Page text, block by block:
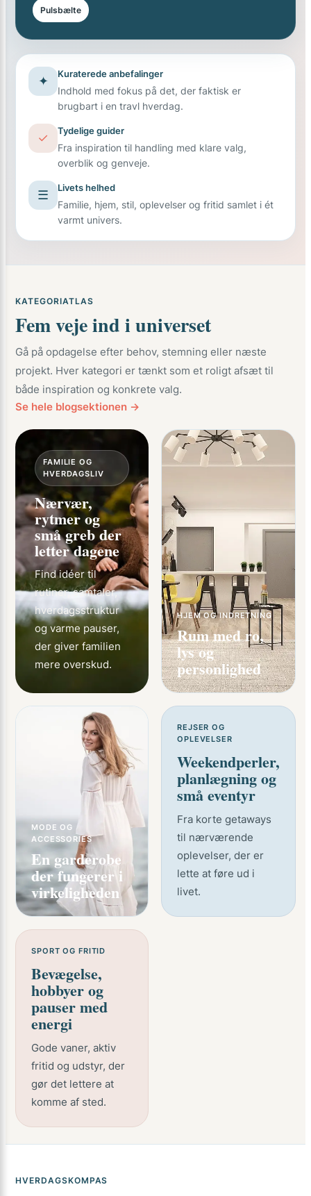
Pulsbælte
✦ Kuraterede anbefalinger
Indhold med fokus på det, der faktisk er
brugbart i en travl hverdag.
✓ Tydelige guider
Fra inspiration til handling med klare valg,
overblik og genveje.
☰ Livets helhed
Familie, hjem, stil, oplevelser og fritid samlet i ét
varmt univers.
KATEGORIATLAS
Fem veje ind i universet
Gå på opdagelse efter behov, stemning eller næste
projekt. Hver kategori er tænkt som et roligt afsæt til
både inspiration og konkrete valg.
Se hele blogsektionen →
FAMILIE OG
HVERDAGSLIV
Nærvær,
rytmer og
små greb der
letter dagene
Find idéer til
rutiner, samtaler,
hverdagsstruktur
og varme pauser,
der giver familien
mere overskud.
HJEM OG INDRETNING
Rum med ro,
lys og
personlighed
MODE OG
ACCESSORIES
En garderobe
der fungerer i
virkeligheden
REJSER OG
OPLEVELSER
Weekendperler,
planlægning og
små eventyr
Fra korte getaways
til nærværende
oplevelser, der er
lette at føre ud i
livet.
SPORT OG FRITID
Bevægelse,
hobbyer og
pauser med
energi
Gode vaner, aktiv
fritid og udstyr, der
gør det lettere at
komme af sted.
HVERDAGSKOMPAS